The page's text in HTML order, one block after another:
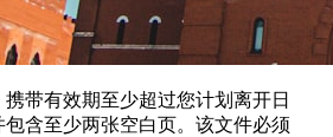
带有效期至少超过您计划离开日
含至少两张空白页。该文件必须